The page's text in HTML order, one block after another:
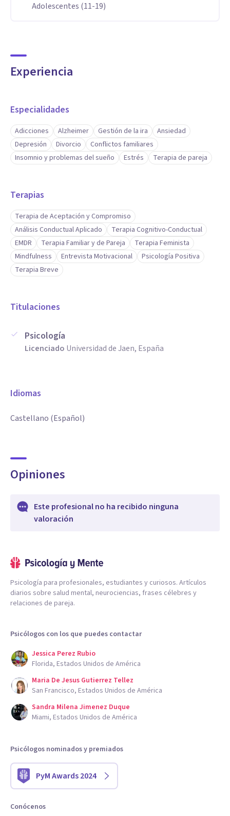
Adolescentes (11-19)
Experiencia
Especialidades
Adicciones Alzheimer Gestión de la ira
Ansiedad
Depresión
Divorcio
Conflictos familiares
Insomnio y problemas del sueño
Estrés Terapia de pareja
Terapias
Terapia de Aceptación y Compromiso
Análisis Conductual Aplicado
Terapia Cognitivo-Conductual
EMDR
Terapia Familiar y de Pareja
Terapia Feminista
Mindfulness
Entrevista Motivacional
Psicología Positiva
Terapia Breve
Titulaciones
Psicología
Licenciado Universidad de Jaen, España
Idiomas
Castellano (Español)
Opiniones
Este profesional no ha recibido ninguna
valoración
Psicología para profesionales, estudiantes y curiosos. Artículos
diarios sobre salud mental, neurociencias, frases célebres y
relaciones de pareja.
Psicólogos con los que puedes contactar
Jessica Perez Rubio
Florida, Estados Unidos de América
Maria De Jesus Gutierrez Tellez
San Francisco, Estados Unidos de América
Sandra Milena Jimenez Duque
Miami, Estados Unidos de América
Psicólogos nominados y premiados
PyM Awards 2024
Conócenos